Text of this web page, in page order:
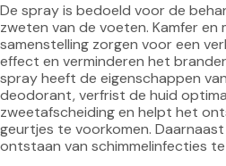
De spray is bedoeld voor de
zweten van de voeten. Kamfer en
samenstelling zorgen voor een
effect en verminderen het
spray heeft de eigenschappen
deodorant, verfrist de huid
zweetafscheiding en helpt het
geurtjes te voorkomen.
ontstaan van schimmelinfecties